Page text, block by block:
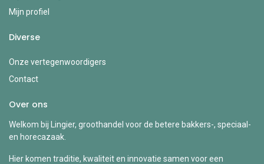
Mijn profiel
Diverse
Onze vertegenwoordigers
Contact
Over ons
Welkom bij Lingier, groothandel voor de betere bakkers-, speciaal-
en horecazaak.
Hier komen traditie, kwaliteit en innovatie samen voor een